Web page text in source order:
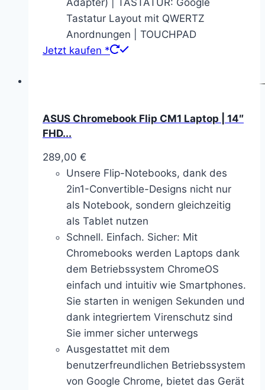
Tastatur Layout mit QWERTZ
Anordnungen | TOUCHPAD
Jetzt kaufen *
ASUS Chromebook Flip CM1 Laptop | 14″
FHD...
289,00 €
Unsere Flip-Notebooks, dank des
2in1-Convertible-Designs nicht nur
als Notebook, sondern gleichzeitig
als Tablet nutzen
Schnell. Einfach. Sicher: Mit
Chromebooks werden Laptops dank
dem Betriebssystem ChromeOS
einfach und intuitiv wie Smartphones.
Sie starten in wenigen Sekunden und
dank integriertem Virenschutz sind
Sie immer sicher unterwegs
Ausgestattet mit dem
benutzerfreundlichen Betriebssystem
von Google Chrome, bietet das Gerät